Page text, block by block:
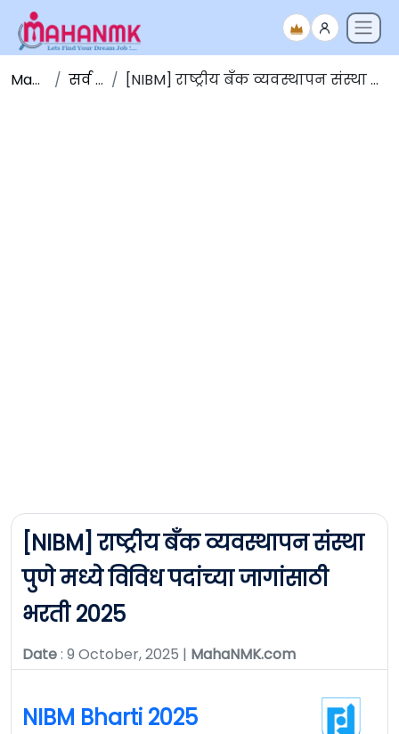
Maha NMK सर्व जाहिराती [NIBM] राष्ट्रीय बँक व्यवस्थापन संस्था पुणे मध्ये विविध पदांच्या जागांसाठी भरती 2025
[NIBM] राष्ट्रीय बँक व्यवस्थापन संस्था
पुणे मध्ये विविध पदांच्या जागांसाठी
भरती 2025
Date: 9 October, 2025 | MahaNMK.com
NIBM Bharti 2025